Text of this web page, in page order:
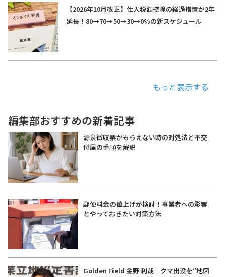
【2026年10月改正】仕入税額控除の経過措置が2年
延長！80→70→50→30→0%の新スケジュール
もっと表示する
編集部おすすめの新着記事
源泉徴収票がもらえない時の対処法と不交
付届の手順を解説
郵便料金の値上げが検討！事業者への影響
とやっておきたい対策方法
Golden Field 金野 利哉｜クマ出没を”地図